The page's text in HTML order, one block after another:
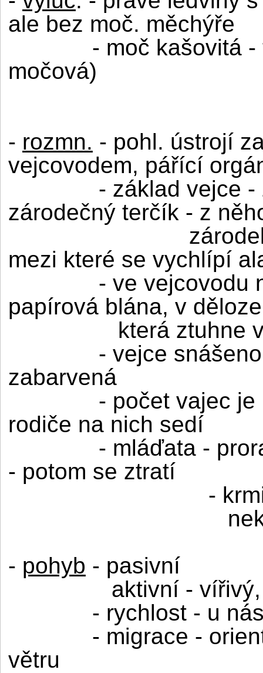
ale bez moč. měchýře
- moč kašovitá
močová)
- rozmn. - pohl. ústrojí
vejcovodem, pářící
- základ vejce
zárodečný terčík - z
mezi které se vychlípí
- ve vejcovodu
papírová blána, v
která ztuhne
- vejce
zabarvená
- počet vajec
rodiče na nich sedí
- mláďata -
- potom se ztratí
-
- pohyb - pasivní
aktivní -
- rychlost - u
- migrace -
větru